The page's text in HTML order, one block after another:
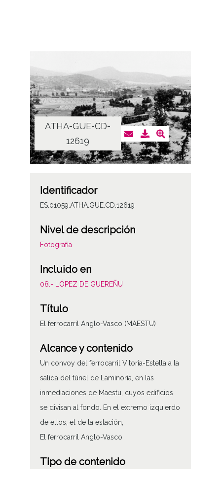
ATHA-GUE-CD-
12619
Identificador
ES.01059.ATHA.GUE.CD.12619
Nivel de descripción
Fotografía
Incluido en
08.- LÓPEZ DE GUEREÑU
Título
El ferrocarril Anglo-Vasco (MAESTU)
Alcance y contenido
Un convoy del ferrocarril Vitoria-Estella a la
salida del túnel de Laminoria, en las
inmediaciones de Maestu, cuyos edificios
se divisan al fondo. En el extremo izquierdo
de ellos, el de la estación;
El ferrocarril Anglo-Vasco
Tipo de contenido